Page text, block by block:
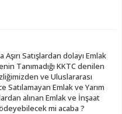
Satışlardan dolayı Emlak
Tanımadığı KKTC denilen
ve Uluslararası
Satılamayan Emlak ve Yarım
alınan Emlak ve İnşaat
mi acaba ?